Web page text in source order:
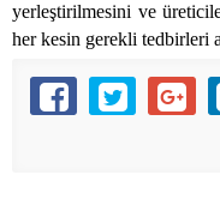
yerleştirilmesini ve
her kesin gerekli tedbirleri